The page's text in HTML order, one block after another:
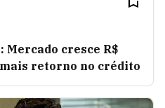
Mercado cresce R$
retorno no crédito